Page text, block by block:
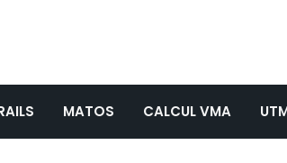
MATOS CALCUL VMA